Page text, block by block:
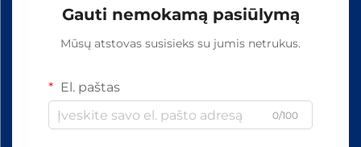
Gauti nemokamą pasiūlymą
Mūsų atstovas susisieks su jumis netrukus.
El. paštas
0/100